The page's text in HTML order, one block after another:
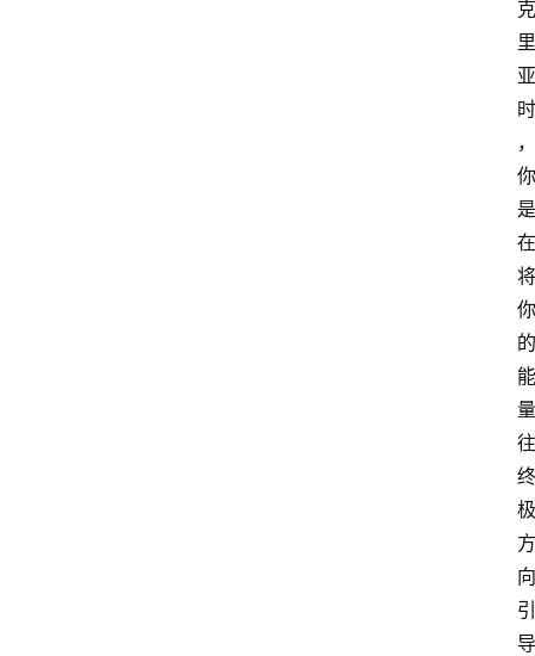
克
里
亚
时
，
你
是
在
将
你
的
能
量
往
终
极
方
向
引
导